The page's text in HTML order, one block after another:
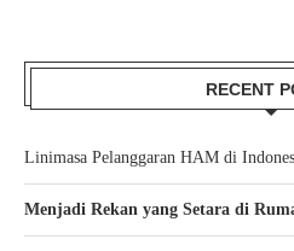
RECENT
Linimasa Pelanggaran HAM di
Menjadi Rekan yang Setara di